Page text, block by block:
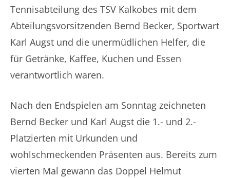
Tennisabteilung des TSV Kalkobes mit dem
Abteilungsvorsitzenden Bernd Becker, Sportwart
Karl Augst und die unermüdlichen Helfer, die
für Getränke, Kaffee, Kuchen und Essen
verantwortlich waren.
Nach den Endspielen am Sonntag zeichneten
Bernd Becker und Karl Augst die 1.- und 2.-
Platzierten mit Urkunden und
wohlschmeckenden Präsenten aus. Bereits zum
vierten Mal gewann das Doppel Helmut